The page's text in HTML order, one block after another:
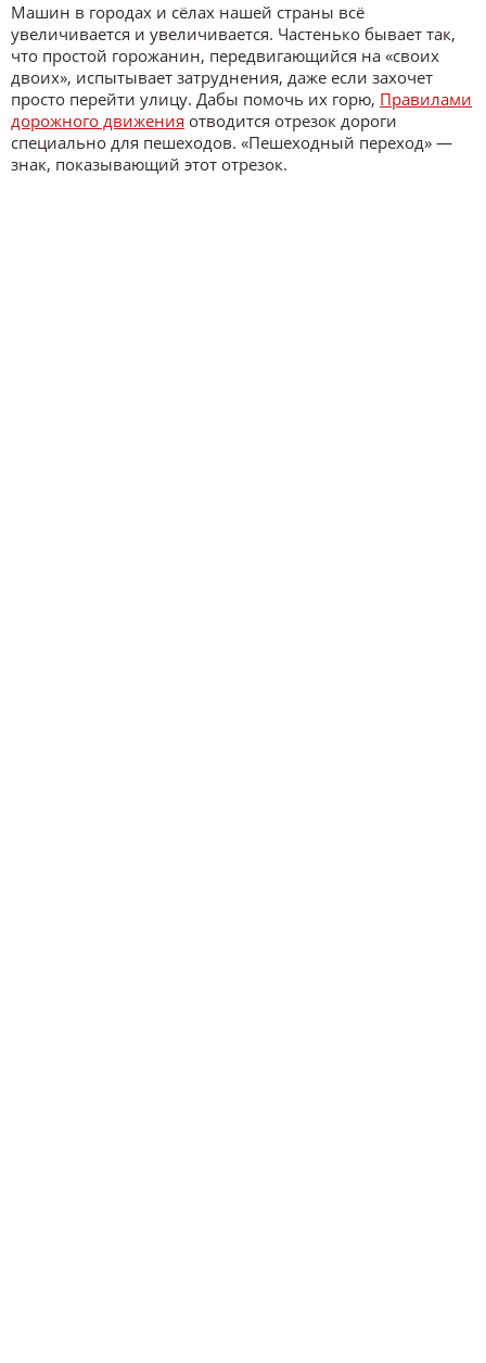
Машин в городах и сёлах нашей страны всё
увеличивается и увеличивается. Частенько бывает так,
что простой горожанин, передвигающийся на «своих
двоих», испытывает затруднения, даже если захочет
просто перейти улицу. Дабы помочь их горю, Правилами
дорожного движения отводится отрезок дороги
специально для пешеходов. «Пешеходный переход» —
знак, показывающий этот отрезок.